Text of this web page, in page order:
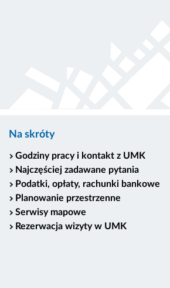
Na skróty
Godziny pracy i kontakt z UMK
Najczęściej zadawane pytania
Podatki, opłaty, rachunki bankowe
Planowanie przestrzenne
Serwisy mapowe
Rezerwacja wizyty w UMK